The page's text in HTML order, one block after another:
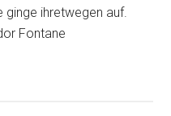
ginge ihretwegen auf.
Fontane